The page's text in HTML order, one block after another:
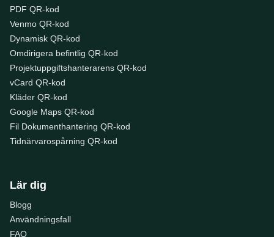
PDF QR-kod
Venmo QR-kod
Dynamisk QR-kod
Omdirigera befintlig QR-kod
Projektuppgiftshanterarens QR-kod
vCard QR-kod
Kläder QR-kod
Google Maps QR-kod
Fil Dokumenthantering QR-kod
Tidnärvarospårning QR-kod
Lär dig
Blogg
Användningsfall
FAQ